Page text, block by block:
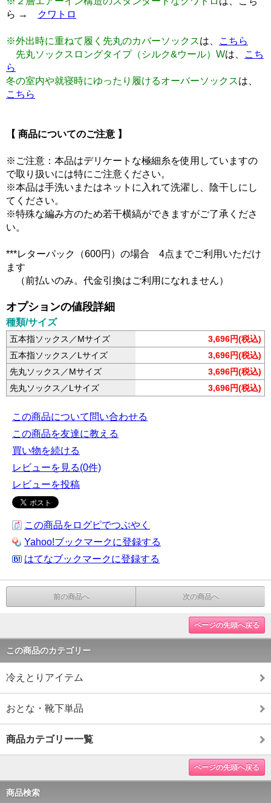
ら →
クワトロ
※外出時に重ねて履く先丸のカバーソックスは、
こちら
先丸ソックスロングタイプ（シルク&ウール）Wは、
こち
ら
冬の室内や就寝時にゆったり履けるオーバーソックスは、
こちら
【 商品についてのご注意 】
※ご注意：本品はデリケートな極細糸を使用していますの
で取り扱いには特にご注意ください。
※本品は手洗いまたはネットに入れて洗濯し、陰干しにし
てください。
※特殊な編み方のため若干横縞ができますがご了承くださ
い。
***レターパック（600円）の場合 4点までご利用いただけ
ます
（前払いのみ。代金引換はご利用になれません）
オプションの値段詳細
種類/サイズ
五本指ソックス／Mサイズ
3,696円(税込)
五本指ソックス／Lサイズ
3,696円(税込)
先丸ソックス／Mサイズ
3,696円(税込)
先丸ソックス／Lサイズ
3,696円(税込)
この商品について問い合わせる
この商品を友達に教える
買い物を続ける
レビューを見る(0件)
レビューを投稿
この商品をログピでつぶやく
Yahoo!ブックマークに登録する
はてなブックマークに登録する
前の商品へ 次の商品へ
ページの先頭へ戻る
この商品のカテゴリー
冷えとりアイテム
おとな・靴下単品
商品カテゴリー一覧
ページの先頭へ戻る
商品検索